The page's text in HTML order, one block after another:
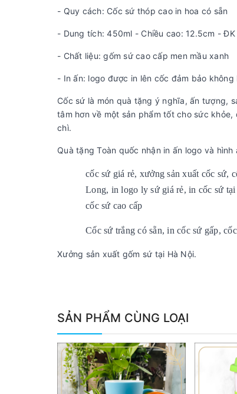
- Quy cách: Cốc sứ thóp cao in hoa có sẵn
- Dung tích: 450ml - Chiều cao: 12.5cm -
- Chất liệu: gốm sứ cao cấp men mầu xanh
- In ấn: logo được in lên cốc đảm bảo
Cốc sứ là món quà tặng ý nghĩa, ấn tượng,
tâm hơn về một sản phẩm tốt cho sức
chì.
Quà tặng Toàn quốc nhận in ấn logo và
cốc sứ giá rẻ, xưởng sản xuất cốc sứ,
Long, in logo ly sứ giá rẻ, in cốc sứ
cốc sứ cao cấp
Cốc sứ trắng có sẵn, in cốc sứ gấp,
Xưởng sản xuất gốm sứ tại Hà Nội.
SẢN PHẨM CÙNG LOẠI